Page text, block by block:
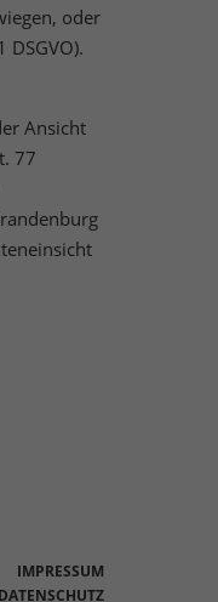
oder
Ansicht
77
IMPRESSUM
DATENSCHUTZ